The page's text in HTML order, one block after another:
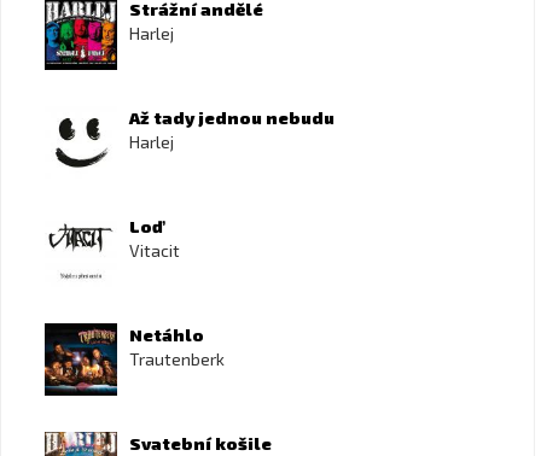
Strážní andělé
Harlej
Až tady jednou nebudu
Harlej
Loď
Vitacit
Netáhlo
Trautenberk
Svatební košile